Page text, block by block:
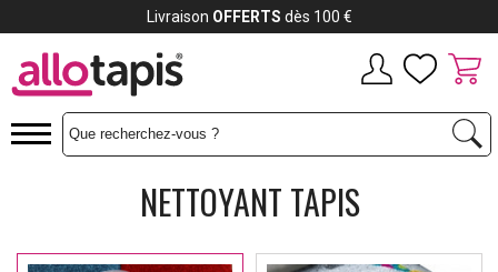
NETTOYANT TAPIS
Livraison OFFERTS dès 100 €